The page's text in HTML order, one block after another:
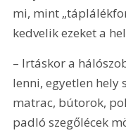
mi, mint
kedvelik ezeket a
– Irtáskor a
lenni, egyetlen hely
matrac, bútorok,
padló szegőlécek